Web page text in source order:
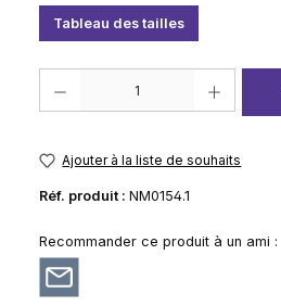
Tableau des tailles
Ajouter à la liste de souhaits
Réf. produit : NM0154.1
Recommander ce produit à un ami :